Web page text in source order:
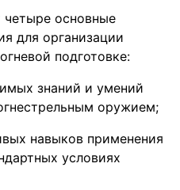
основные
для организации
подготовке:
знаний и умений
оружием;
навыков применения
условиях